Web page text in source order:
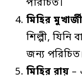
পরিচিত।
মিহির মুখার্জী
শিল্পী, যিনি
জন্য
মিহির রায় –